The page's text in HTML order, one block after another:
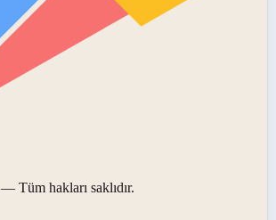
— Tüm hakları saklıdır.